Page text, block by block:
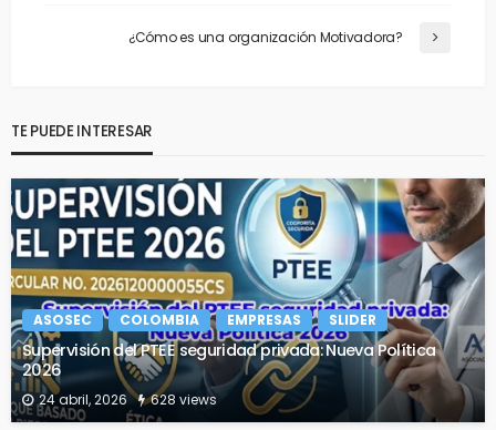
¿Cómo es una organización Motivadora?
TE PUEDE INTERESAR
ASOSEC COLOMBIA EMPRESAS SLIDER
Supervisión del PTEE seguridad privada: Nueva Política
2026
24 abril, 2026 628 views